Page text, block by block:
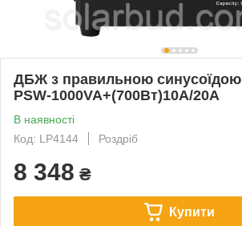
ДБЖ з правильною синусоїдою
PSW-1000VA+(700Вт)10A/20A
В наявності
Код: LP4144
Роздріб
8 348 ₴
Купити